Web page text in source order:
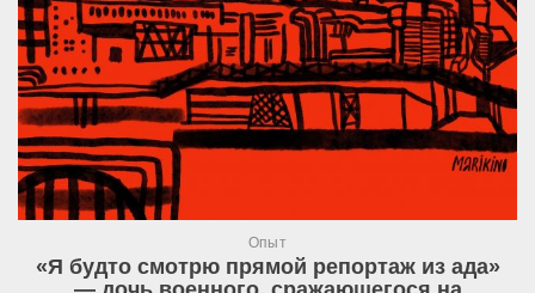
Опыт
«Я будто смотрю прямой репортаж из ада»